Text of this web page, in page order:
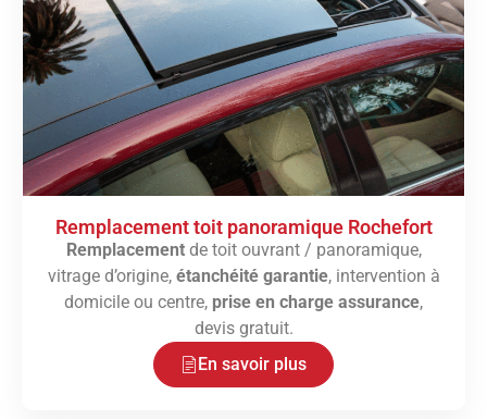
Remplacement toit panoramique Rochefort
Remplacementde toit ouvrant / panoramique,
vitrage d’origine, étanchéité garantie, intervention à
domicile ou centre, prise en charge assurance,
devis gratuit.
En savoir plus